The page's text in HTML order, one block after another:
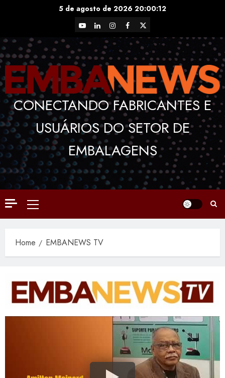
5 de agosto de 2026 20:00:13
YouTubeLinkedInInstagram
Facebook
X
CONECTANDO FABRICANTES E
USUÁRIOS DO SETOR DE
EMBALAGENS
Primary
Menu
Home EMBANEWS TV